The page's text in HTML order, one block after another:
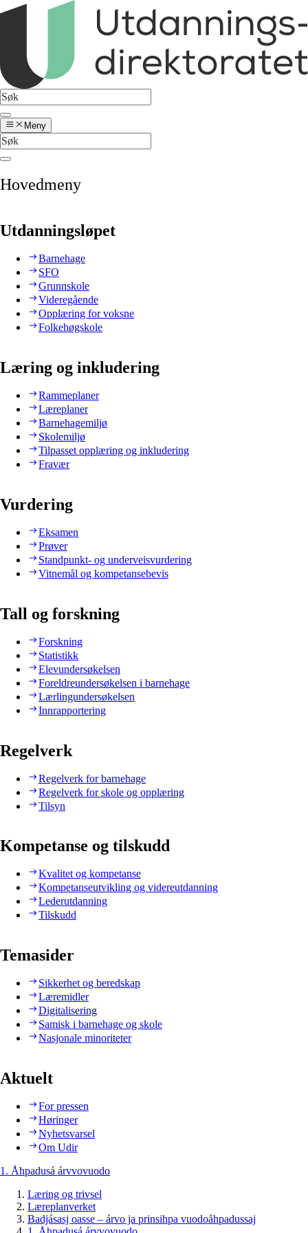
Meny
Hovedmeny
Utdanningsløpet
Barnehage
SFO
Grunnskole
Videregående
Opplæring for voksne
Folkehøgskole
Læring og inkludering
Rammeplaner
Læreplaner
Barnehagemiljø
Skolemiljø
Tilpasset opplæring og inkludering
Fravær
Vurdering
Eksamen
Prøver
Standpunkt- og underveisvurdering
Vitnemål og kompetansebevis
Tall og forskning
Forskning
Statistikk
Elevundersøkelsen
Foreldreundersøkelsen i barnehage
Lærlingundersøkelsen
Innrapportering
Regelverk
Regelverk for barnehage
Regelverk for skole og opplæring
Tilsyn
Kompetanse og tilskudd
Kvalitet og kompetanse
Kompetanseutvikling og videreutdanning
Lederutdanning
Tilskudd
Temasider
Sikkerhet og beredskap
Læremidler
Digitalisering
Samisk i barnehage og skole
Nasjonale minoriteter
Aktuelt
For pressen
Høringer
Nyhetsvarsel
Om Udir
1. Åhpadusá árvvovuodo
Læring og trivsel
Læreplanverket
Badjásasj oasse – árvo ja prinsihpa vuodoåhpadussaj